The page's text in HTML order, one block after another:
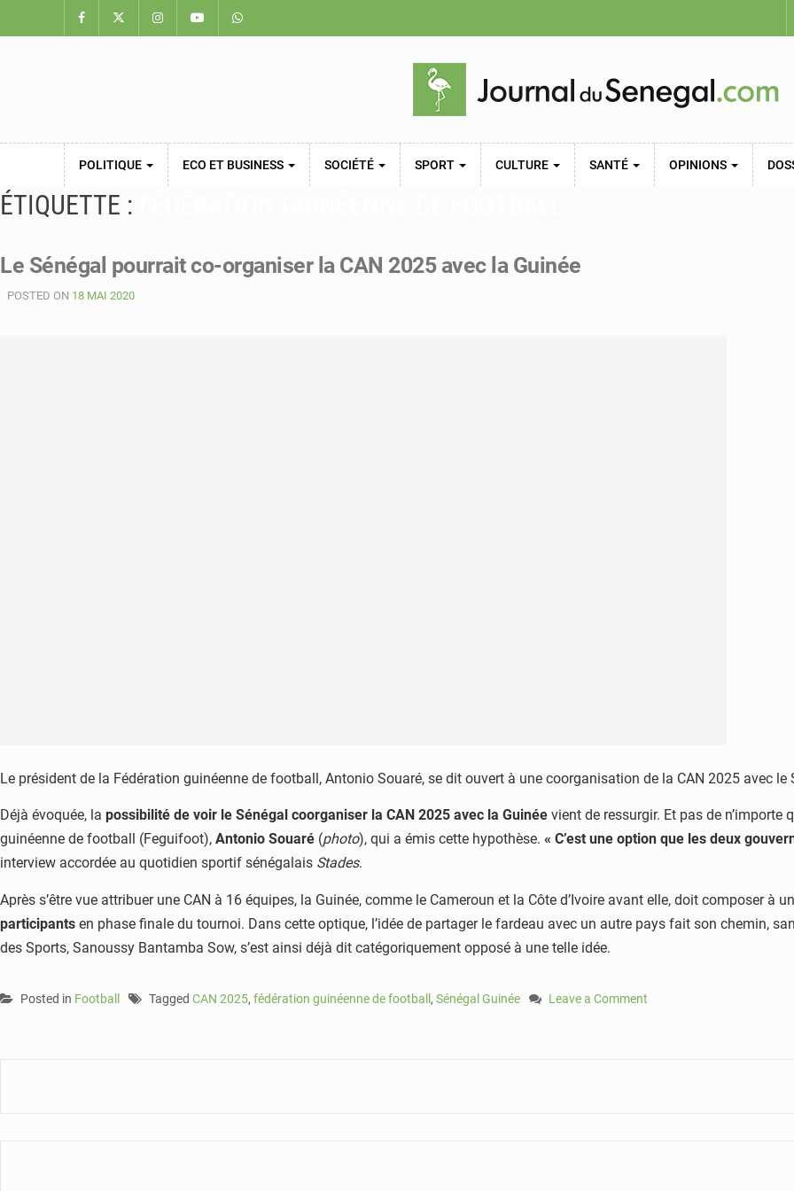
POLITIQUE ECO ET BUSINESS SOCIÉTÉ SPORT CULTURE SANTÉ OPINIONS
ÉTIQUETTE :
Le Sénégal pourrait co-organiser la CAN 2025 avec la Guinée
POSTED ON 18 MAI 2020
Le président de la Fédération guinéenne de football, Antonio Souaré, se dit ouvert à une coorganisation de la CAN 2025 avec le
Déjà évoquée, la possibilité de voir le Sénégal coorganiser la CAN 2025 avec la Guinée vient de ressurgir. Et pas de n’importe
guinéenne de football (Feguifoot), Antonio Souaré (photo), qui a émis cette hypothèse. « C’est une option que les deux
interview accordée au quotidien sportif sénégalais Stades.
Après s’être vue attribuer une CAN à 16 équipes, la Guinée, comme le Cameroun et la Côte d’Ivoire avant elle, doit composer à
participants en phase finale du tournoi. Dans cette optique, l’idée de partager le fardeau avec un autre pays fait son chemin,
des Sports, Sanoussy Bantamba Sow, s’est ainsi déjà dit catégoriquement opposé à une telle idée.
Posted in Football Tagged CAN 2025, fédération guinéenne de football , Sénégal Guinée
Leave a Comment